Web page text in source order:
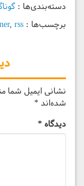
دسته‌بندی‌ها :
برچسب‌ها :
, rss
نشانی ایمیل شما
شده‌اند *
دیدگاه *